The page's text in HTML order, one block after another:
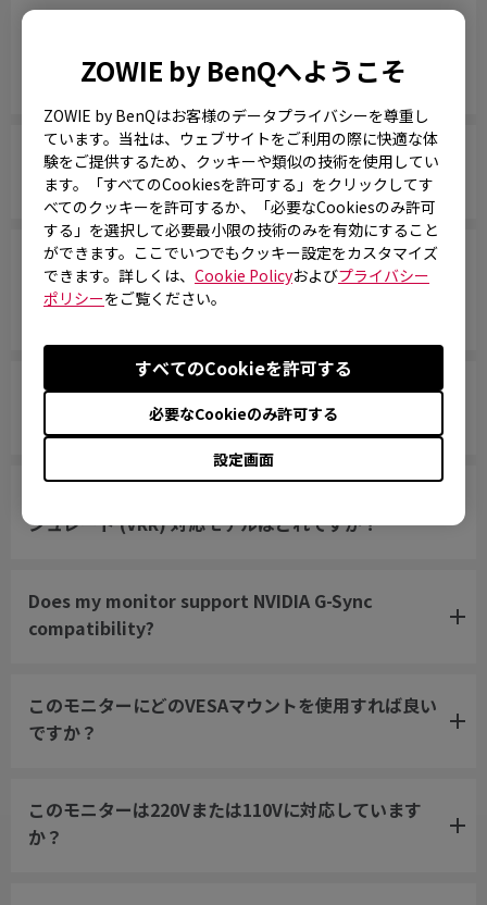
ZOWIE by BenQへようこそ
ZOWIE by BenQはお客様のデータプライバシーを尊重し
ています。当社は、ウェブサイトをご利用の際に快適な体
験をご提供するため、クッキーや類似の技術を使用してい
ます。「すべてのCookiesを許可する」をクリックしてす
べてのクッキーを許可するか、「必要なCookiesのみ許可
する」を選択して必要最小限の技術のみを有効にすること
ができます。ここでいつでもクッキー設定をカスタマイズ
できます。詳しくは、 Cookie Policyおよびプライバシー
ポリシーをご覧ください。
設定画面
必要なCookieのみ許可する
すべてのCookieを許可する
題は発生しません。何かアドバイスはありますか？
なぜWebサイトでXLおよびRLモデルの応答時間を
共有しなくなったのですか？
公式の応答時間仕様が利用できなくなった場合、他
のブランドのモデルとあなたのモニターを比較する
際にどの応答関連仕様を確認すべきですか？
ZOWIEモニターはすべて、あるいは特定のモデルだ
けが水銀フリーですか？
シュレート (VRR) 対応モデルはどれですか？
Does my monitor support NVIDIA G-Sync
compatibility?
このモニターにどのVESAマウントを使用すれば良い
ですか？
このモニターは220Vまたは110Vに対応しています
か？